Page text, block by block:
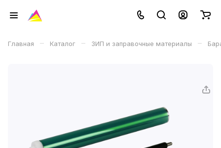
Главная – Каталог – ЗИП и заправочные материалы –